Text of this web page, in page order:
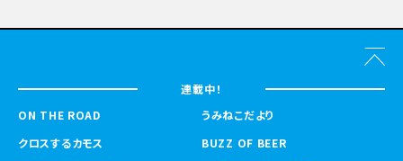
連載中！
ON THE ROAD
クロスするカモス
うみねこだより
BUZZ OF BEER